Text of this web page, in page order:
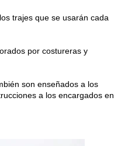
trajes que se usarán cada
por costureras y
son enseñados a los
a los encargados en